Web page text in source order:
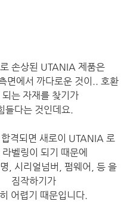
손상된 UTANIA 제품은
면에서 까다로운 것이.. 호환
되는 자재를 찾기가
들다는 것인데요.
격되면 새로이 UTANIA 로
라벨링이 되기 때문에
짐작하기가
어렵기 때문입니다.